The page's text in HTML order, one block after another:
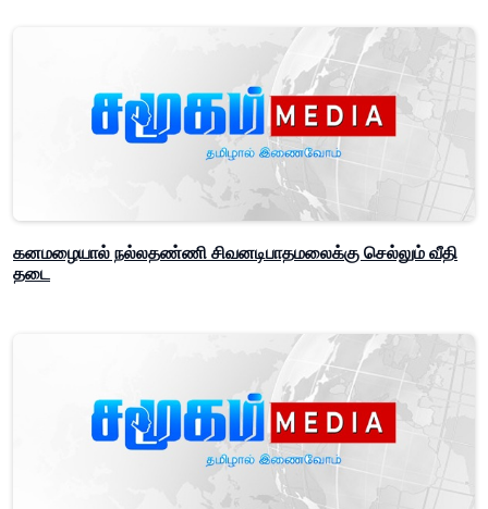
கனமழையால் நல்லதண்ணி சிவனடிபாதமலைக்கு செல்லும் வீதி
தடை